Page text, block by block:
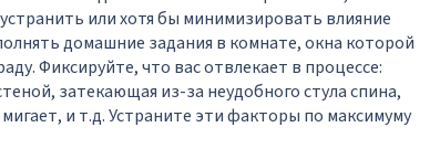
или хотя бы минимизировать влияние
домашние задания в комнате, окна которой
Фиксируйте, что вас отвлекает в процессе:
затекающая из-за неудобного стула спина,
и т.д. Устраните эти факторы по максимуму